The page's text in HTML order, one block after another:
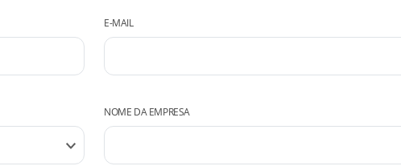
E-MAIL
NOME DA EMPRESA